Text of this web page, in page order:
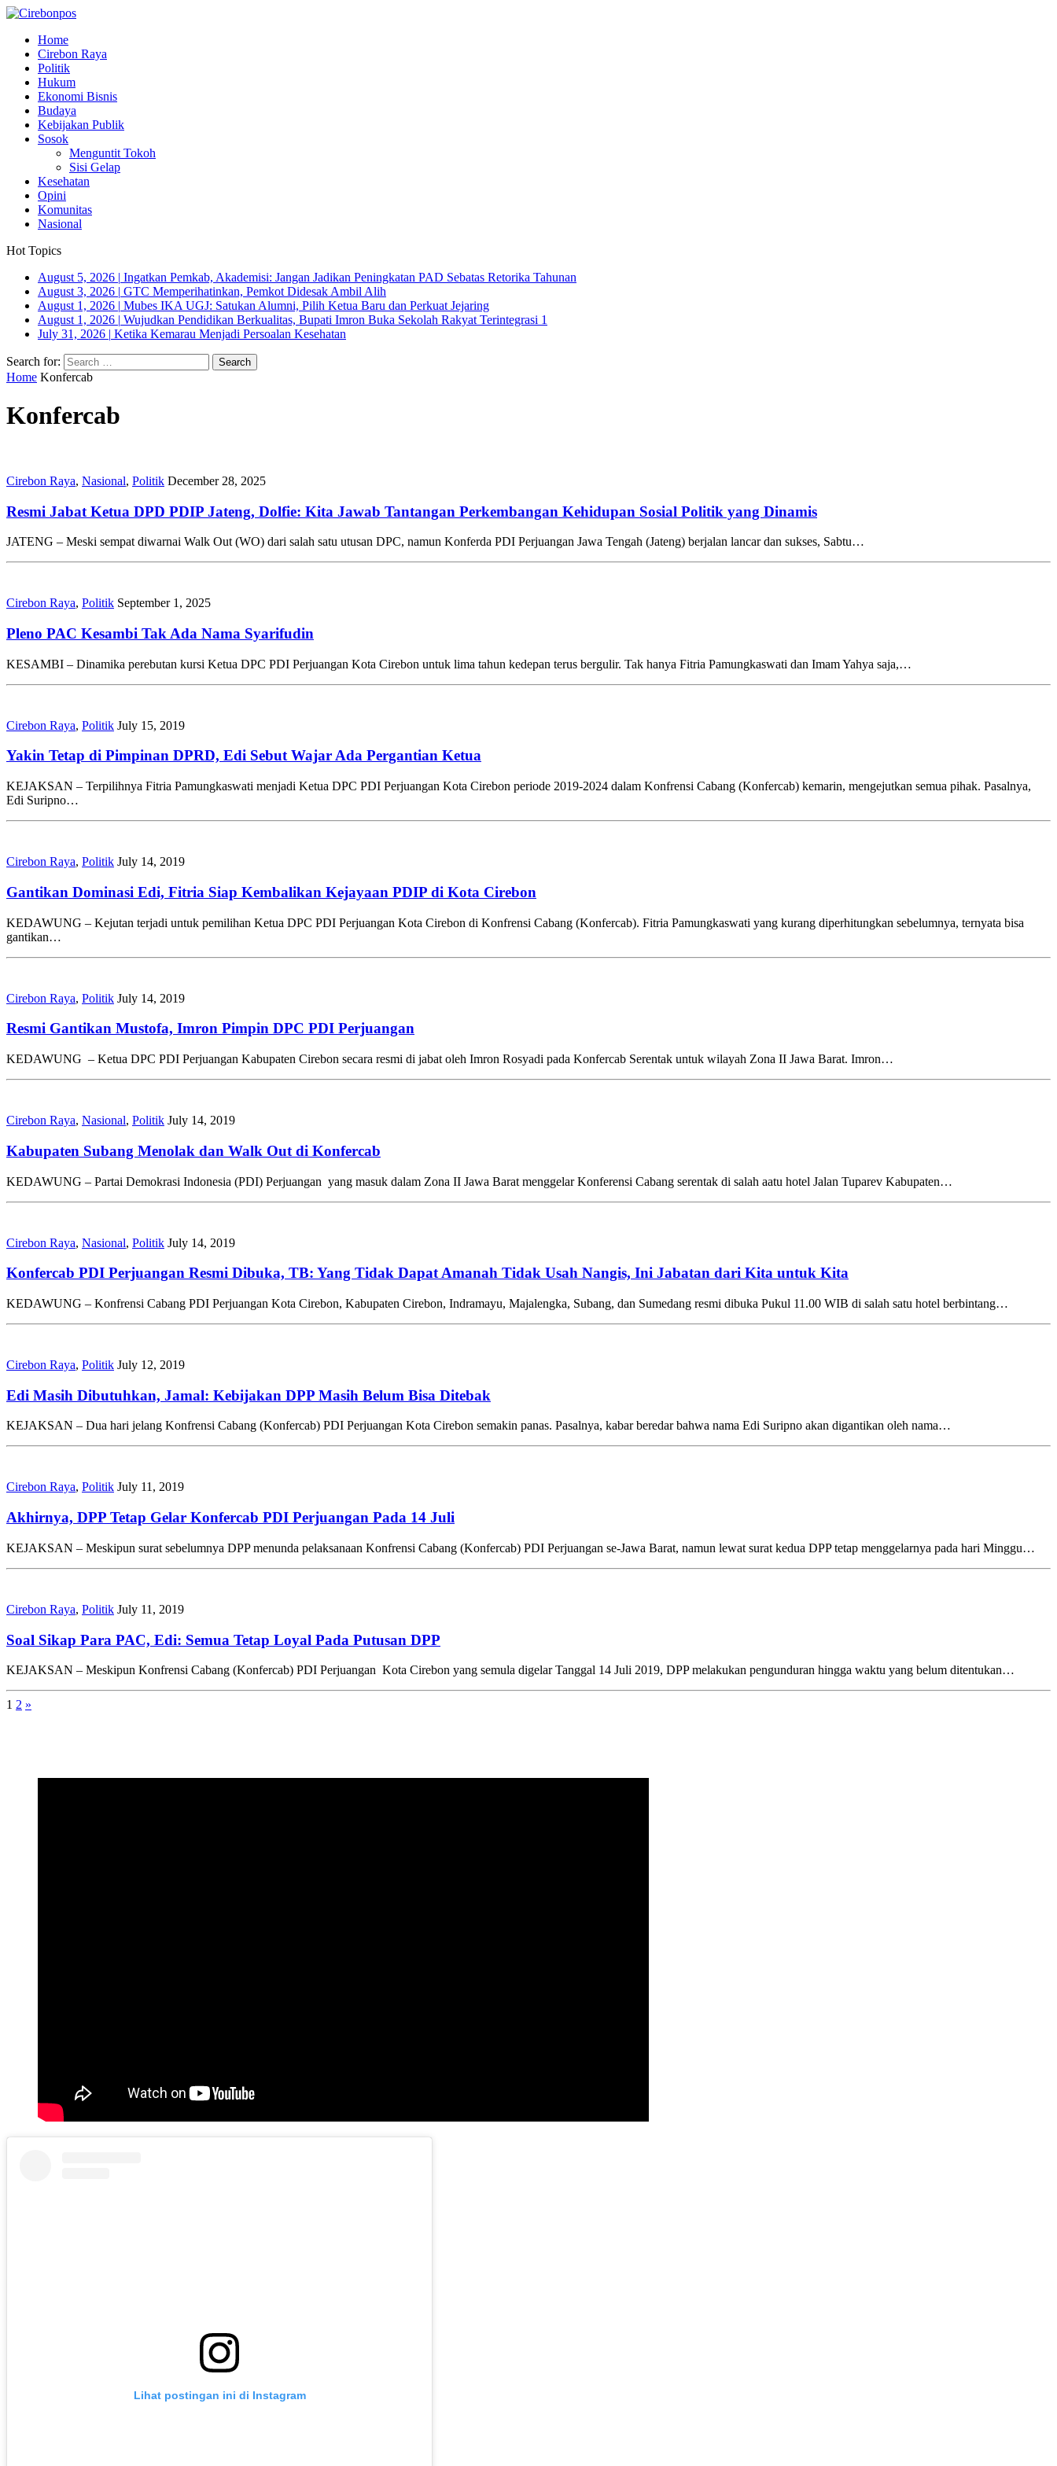
Home
Cirebon Raya
Politik
Hukum
Ekonomi Bisnis
Budaya
Kebijakan Publik
Sosok
Menguntit Tokoh
Sisi Gelap
Kesehatan
Opini
Komunitas
Nasional
Hot Topics
August 5, 2026 | Ingatkan Pemkab, Akademisi: Jangan Jadikan Peningkatan PAD Sebatas Retorika Tahunan
August 3, 2026 | GTC Memperihatinkan, Pemkot Didesak Ambil Alih
August 1, 2026 | Mubes IKA UGJ: Satukan Alumni, Pilih Ketua Baru dan Perkuat Jejaring
August 1, 2026 | Wujudkan Pendidikan Berkualitas, Bupati Imron Buka Sekolah Rakyat Terintegrasi 1
July 31, 2026 | Ketika Kemarau Menjadi Persoalan Kesehatan
Search for:
Home Konfercab
Konfercab
Cirebon Raya, Nasional, Politik December 28, 2025
Resmi Jabat Ketua DPD PDIP Jateng, Dolfie: Kita Jawab Tantangan Perkembangan Kehidupan Sosial Politik yang Dinamis
JATENG – Meski sempat diwarnai Walk Out (WO) dari salah satu utusan DPC, namun Konferda PDI Perjuangan Jawa Tengah (Jateng) berjalan lancar dan sukses, Sabtu…
Cirebon Raya, Politik September 1, 2025
Pleno PAC Kesambi Tak Ada Nama Syarifudin
KESAMBI – Dinamika perebutan kursi Ketua DPC PDI Perjuangan Kota Cirebon untuk lima tahun kedepan terus bergulir. Tak hanya Fitria Pamungkaswati dan Imam Yahya saja,…
Cirebon Raya, Politik July 15, 2019
Yakin Tetap di Pimpinan DPRD, Edi Sebut Wajar Ada Pergantian Ketua
KEJAKSAN – Terpilihnya Fitria Pamungkaswati menjadi Ketua DPC PDI Perjuangan Kota Cirebon periode 2019-2024 dalam Konfrensi Cabang (Konfercab) kemarin, mengejutkan semua pihak. Pasalnya,
Edi Suripno…
Cirebon Raya, Politik July 14, 2019
Gantikan Dominasi Edi, Fitria Siap Kembalikan Kejayaan PDIP di Kota Cirebon
KEDAWUNG – Kejutan terjadi untuk pemilihan Ketua DPC PDI Perjuangan Kota Cirebon di Konfrensi Cabang (Konfercab). Fitria Pamungkaswati yang kurang diperhitungkan sebelumnya, ternyata bisa
gantikan…
Cirebon Raya, Politik July 14, 2019
Resmi Gantikan Mustofa, Imron Pimpin DPC PDI Perjuangan
KEDAWUNG – Ketua DPC PDI Perjuangan Kabupaten Cirebon secara resmi di jabat oleh Imron Rosyadi pada Konfercab Serentak untuk wilayah Zona II Jawa Barat. Imron…
Cirebon Raya, Nasional, Politik July 14, 2019
Kabupaten Subang Menolak dan Walk Out di Konfercab
KEDAWUNG – Partai Demokrasi Indonesia (PDI) Perjuangan yang masuk dalam Zona II Jawa Barat menggelar Konferensi Cabang serentak di salah aatu hotel Jalan Tuparev Kabupaten…
Cirebon Raya, Nasional, Politik July 14, 2019
Konfercab PDI Perjuangan Resmi Dibuka, TB: Yang Tidak Dapat Amanah Tidak Usah Nangis, Ini Jabatan dari Kita untuk Kita
KEDAWUNG – Konfrensi Cabang PDI Perjuangan Kota Cirebon, Kabupaten Cirebon, Indramayu, Majalengka, Subang, dan Sumedang resmi dibuka Pukul 11.00 WIB di salah satu hotel berbintang…
Cirebon Raya, Politik July 12, 2019
Edi Masih Dibutuhkan, Jamal: Kebijakan DPP Masih Belum Bisa Ditebak
KEJAKSAN – Dua hari jelang Konfrensi Cabang (Konfercab) PDI Perjuangan Kota Cirebon semakin panas. Pasalnya, kabar beredar bahwa nama Edi Suripno akan digantikan oleh nama…
Cirebon Raya, Politik July 11, 2019
Akhirnya, DPP Tetap Gelar Konfercab PDI Perjuangan Pada 14 Juli
KEJAKSAN – Meskipun surat sebelumnya DPP menunda pelaksanaan Konfrensi Cabang (Konfercab) PDI Perjuangan se-Jawa Barat, namun lewat surat kedua DPP tetap menggelarnya pada hari Minggu…
Cirebon Raya, Politik July 11, 2019
Soal Sikap Para PAC, Edi: Semua Tetap Loyal Pada Putusan DPP
KEJAKSAN – Meskipun Konfrensi Cabang (Konfercab) PDI Perjuangan Kota Cirebon yang semula digelar Tanggal 14 Juli 2019, DPP melakukan pengunduran hingga waktu yang belum ditentukan…
1 2 »
Lihat postingan ini di Instagram